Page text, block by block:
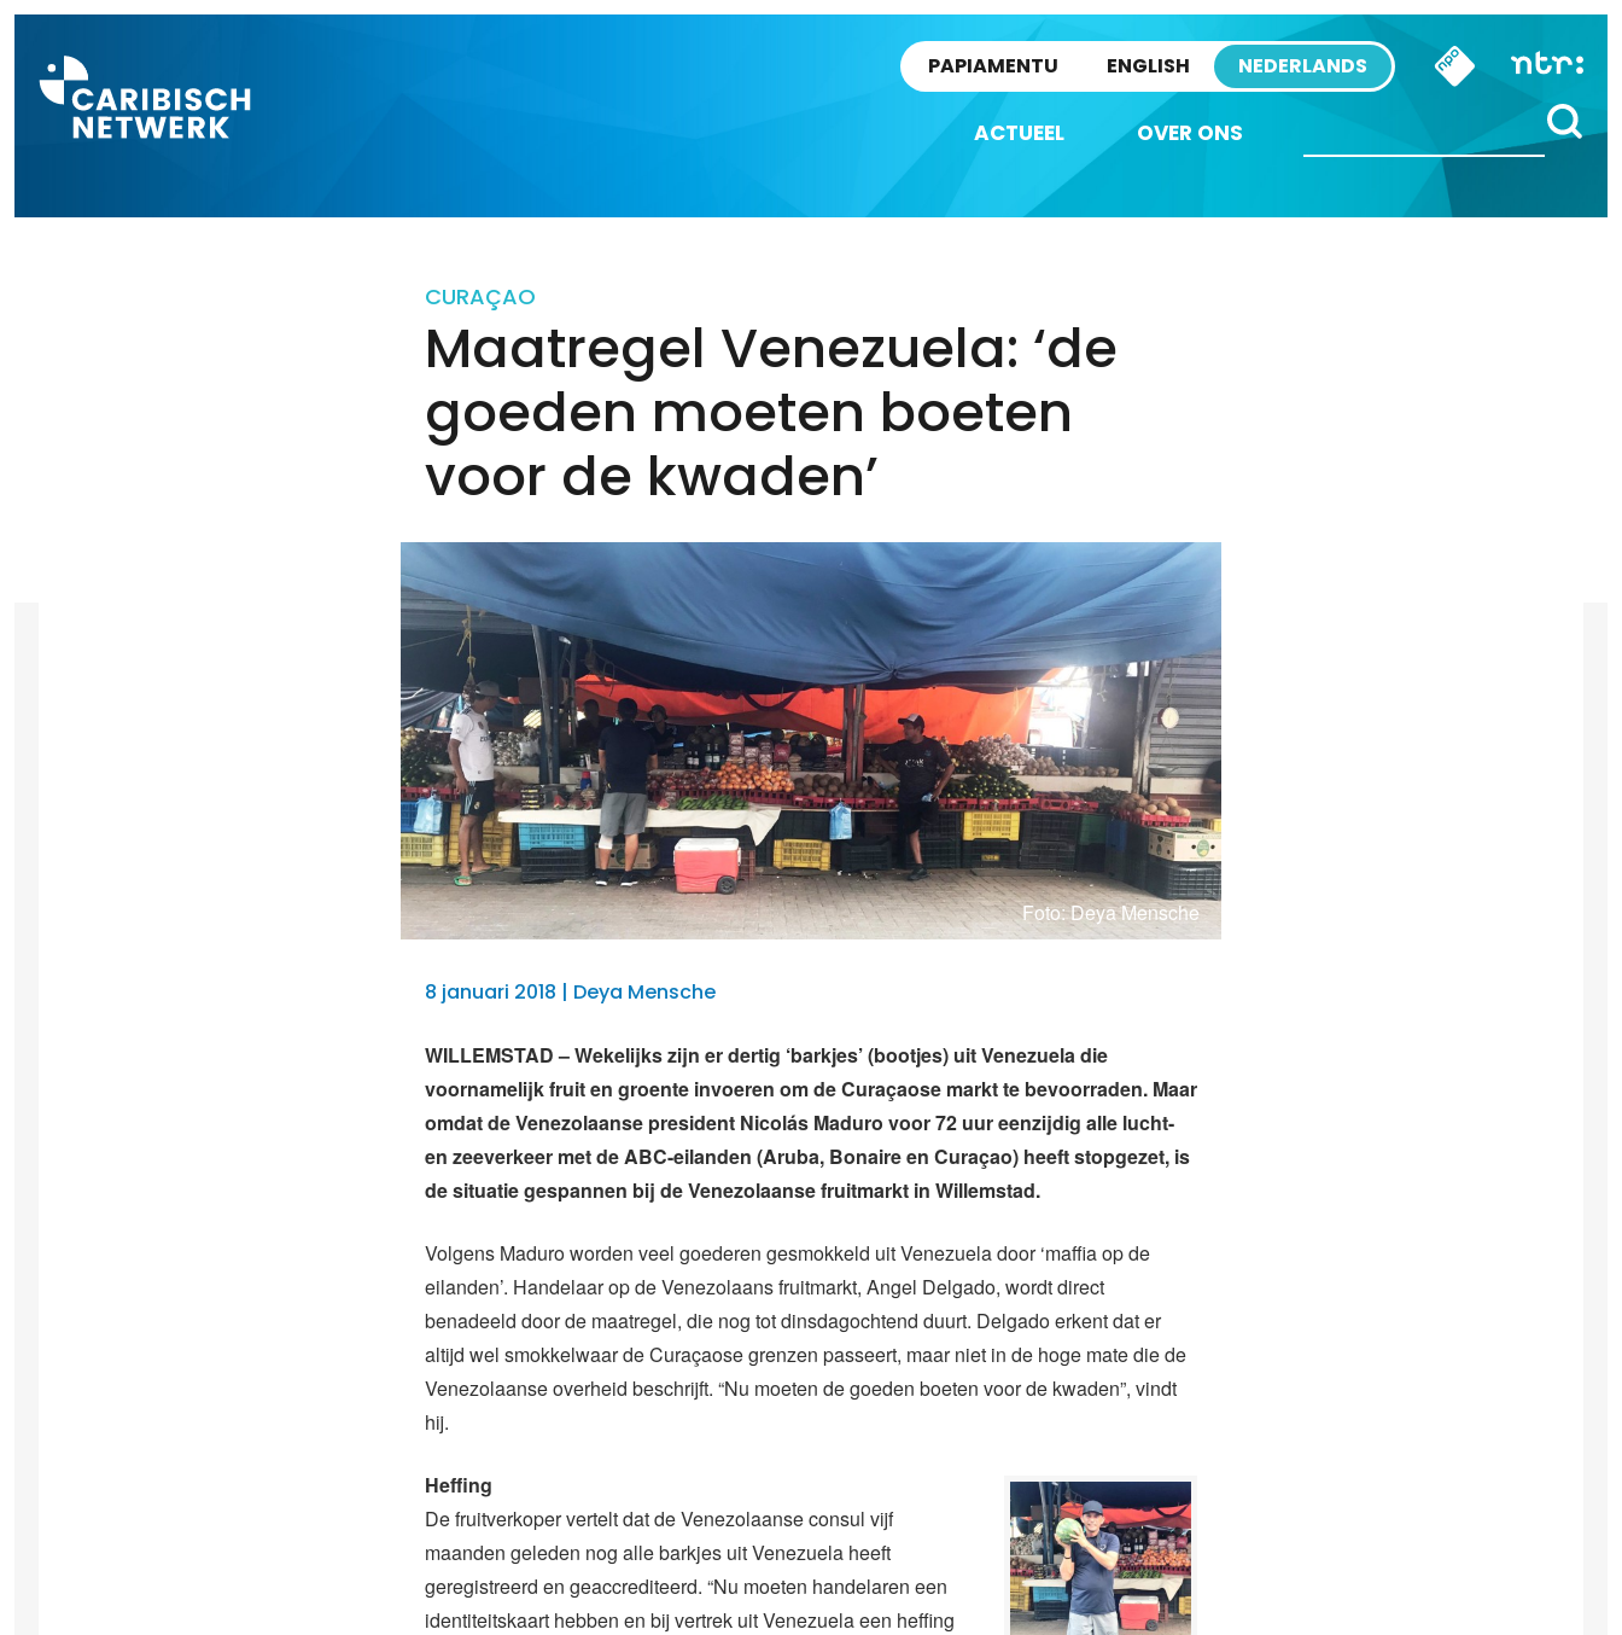
PAPIAMENTU ENGLISH NEDERLANDS
ACTUEEL OVER ONS
CURAÇAO
Maatregel Venezuela: ‘de
goeden moeten boeten
voor de kwaden’
Foto: Deya Mensche
8 januari 2018 | Deya Mensche
WILLEMSTAD – Wekelijks zijn er dertig ‘barkjes’ (bootjes) uit Venezuela die
voornamelijk fruit en groente invoeren om de Curaçaose markt te bevoorraden. Maar
omdat de Venezolaanse president Nicolás Maduro voor 72 uur eenzijdig alle lucht-
en zeeverkeer met de ABC-eilanden (Aruba, Bonaire en Curaçao) heeft stopgezet, is
de situatie gespannen bij de Venezolaanse fruitmarkt in Willemstad.
Volgens Maduro worden veel goederen gesmokkeld uit Venezuela door ‘maffia op de
eilanden’. Handelaar op de Venezolaans fruitmarkt, Angel Delgado, wordt direct
benadeeld door de maatregel, die nog tot dinsdagochtend duurt. Delgado erkent dat er
altijd wel smokkelwaar de Curaçaose grenzen passeert, maar niet in de hoge mate die de
Venezolaanse overheid beschrijft. “Nu moeten de goeden boeten voor de kwaden”, vindt
hij.
Heffing
De fruitverkoper vertelt dat de Venezolaanse consul vijf
maanden geleden nog alle barkjes uit Venezuela heeft
geregistreerd en geaccrediteerd. “Nu moeten handelaren een
identiteitskaart hebben en bij vertrek uit Venezuela een heffing